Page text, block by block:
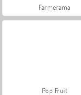
Farmerama
Pop Fruit